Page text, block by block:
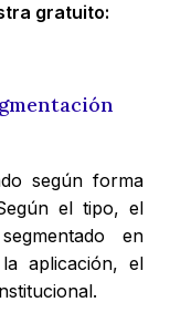
gratuito:
según forma
el tipo, el
en
aplicación, el